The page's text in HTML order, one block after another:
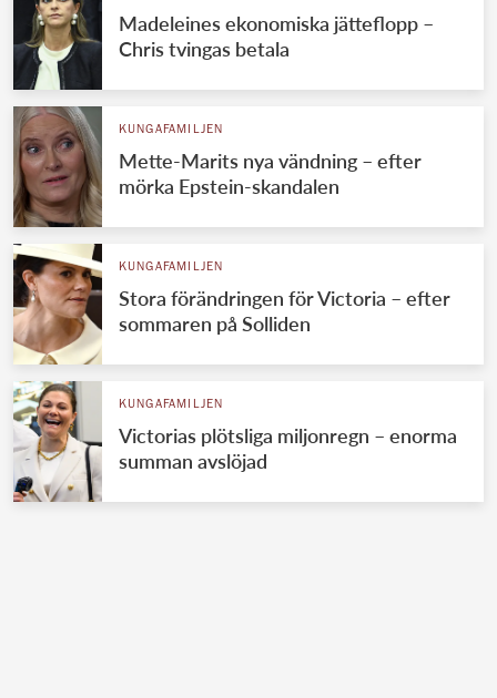
Madeleines ekonomiska jätteflopp –
Chris tvingas betala
KUNGAFAMILJEN
Mette-Marits nya vändning – efter
mörka Epstein-skandalen
KUNGAFAMILJEN
Stora förändringen för Victoria – efter
sommaren på Solliden
KUNGAFAMILJEN
Victorias plötsliga miljonregn – enorma
summan avslöjad